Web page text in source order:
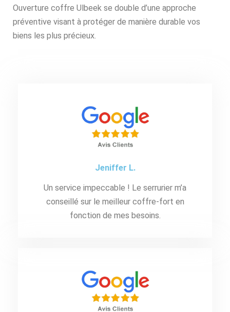
Ouverture coffre Ulbeek se double d’une approche
préventive visant à protéger de manière durable vos
biens les plus précieux.
Jeniffer L.
Un service impeccable ! Le serrurier m’a
conseillé sur le meilleur coffre-fort en
fonction de mes besoins.